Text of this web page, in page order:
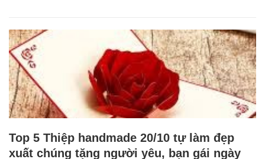
Top 5 Thiệp handmade 20/10 tự làm đẹp
xuất chúng tặng người yêu, bạn gái ngày